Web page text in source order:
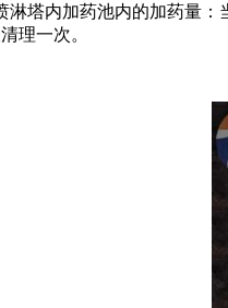
淋塔内加药池内的加药量
理一次。